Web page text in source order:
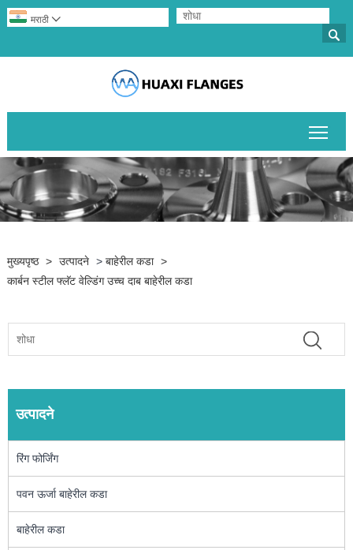

मराठी 
मुख्यपृष्ठ > उत्पादने > बाहेरील कडा >
कार्बन स्टील फ्लॅट वेल्डिंग उच्च दाब बाहेरील कडा
उत्पादने
रिंग फोर्जिंग
पवन ऊर्जा बाहेरील कडा
बाहेरील कडा